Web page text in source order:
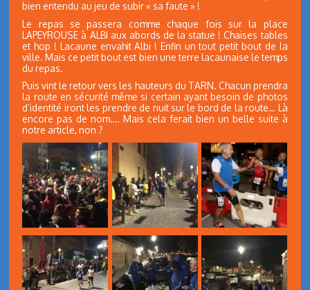
bien entendu au jeu de subir « sa faute » !
Le repas se passera comme chaque fois sur la place
LAPEYROUSE à ALBI aux abords de la statue ! Chaises tables
et hop ! Lacaune envahit Albi ! Enfin un tout petit bout de la
ville. Mais ce petit bout est bien une terre lacaunaise le temps
du repas.
Puis vint le retour vers les hauteurs du TARN. Chacun prendra
la route en sécurité même si certain ayant besoin de photos
d’identité iront les prendre de nuit sur le bord de la route… Là
encore pas de nom…. Mais cela ferait bien un belle suite à
notre article, non ?